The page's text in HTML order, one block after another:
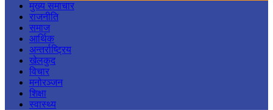
मुख्य समाचार
राजनीति
समाज
आर्थिक
अन्तर्राष्ट्रिय
खेलकुद
विचार
मनोरञ्जन
शिक्षा
स्वास्थ्य